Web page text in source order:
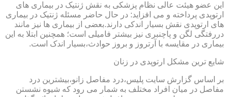
این عضو هیئت عالی نظام پزشکی به نقش ژنتیک در بیماری های
ارتوپدی پرداخته و می افزاید: در حال حاضر مسئله ژنتیک در بیماری
های ارتوپدی نقش بسیار اندکی دارند.بعضی از بیماری ها نیز مانند
دررفتگی لگن و پاچنبری نیز بیشتر فامیلی است؛ همچنین ابتلا به این
بیماری در مقایسه با آرتروز و بروز حوادث،بسیار اندک است.
شایع ترین مشکل ارتوپدی در زنان
بر اساس گزارش سایت پلیس،درد مفاصل زانو،بیشترین درد
مفاصل در میان افراد مختلف به شمار می رود که شیوه نشستن